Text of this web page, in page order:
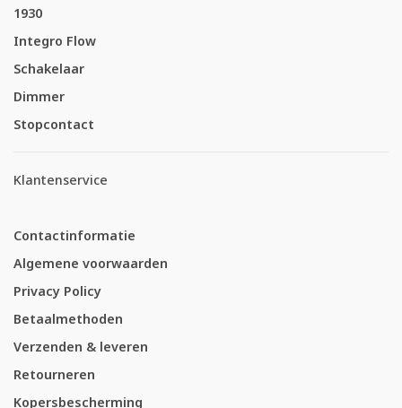
1930
Integro Flow
Schakelaar
Dimmer
Stopcontact
Klantenservice
Contactinformatie
Algemene voorwaarden
Privacy Policy
Betaalmethoden
Verzenden & leveren
Retourneren
Kopersbescherming